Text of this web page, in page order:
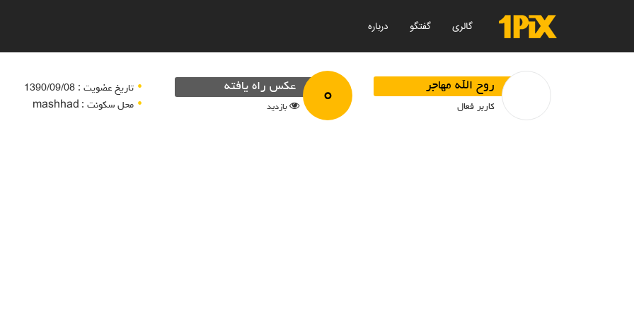
گالری گفتگو درباره
روح الله مهاجر
کاربر فعال ۰ عکس راه یافته
بازدید
تاریخ عضویت : 1390/09/08
محل سکونت : mashhad